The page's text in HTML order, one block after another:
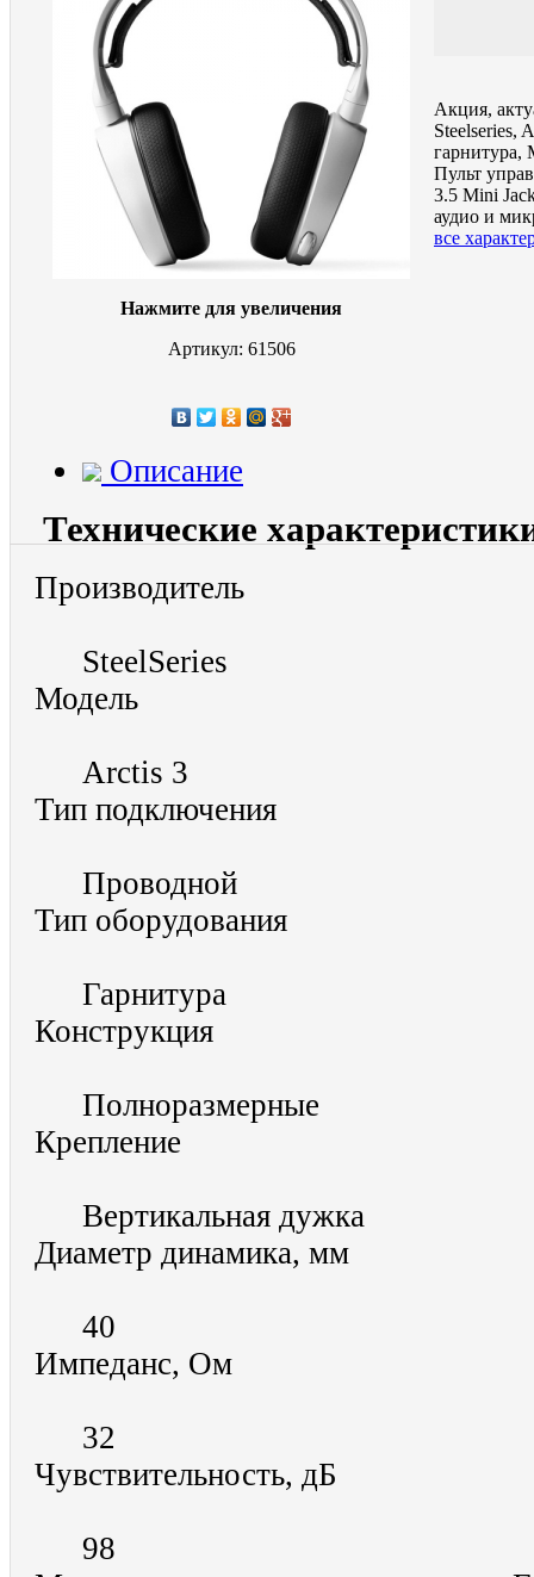
Нажмите для увеличения
Артикул: 61506
Акция,
Steelseries,
Пульт
3.5 Mini
аудио и
все
Описание
Технические
Производитель
SteelSeries
Модель
Arctis 3
Тип подключения
Проводной
Тип оборудования
Гарнитура
Конструкция
Полноразмерные
Крепление
Вертикальная дужка
Диаметр динамика, мм
40
Импеданс, Ом
32
Чувствительность, дБ
98